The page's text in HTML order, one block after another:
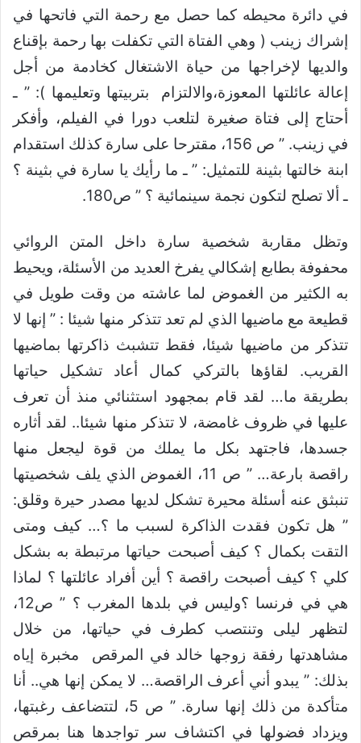
في دائرة محيطه كما حصل مع رحمة التي فاتحها في
إشراك زينب ( وهي الفتاة التي تكفلت بها رحمة بإقناع
والديها لإخراجها من حياة الاشتغال كخادمة من أجل
إعالة عائلتها المعوزة،والالتزام بتربيتها وتعليمها ): ” ـ
أحتاج إلى فتاة صغيرة لتلعب دورا في الفيلم، وأفكر
في زينب. ” ص 156، مقترحا على سارة كذلك استقدام
ابنة خالتها بثينة للتمثيل: ” ـ ما رأيك يا سارة في بثينة ؟
ـ ألا تصلح لتكون نجمة سينمائية ؟ ” ص180.
وتظل مقاربة شخصية سارة داخل المتن الروائي
محفوفة بطابع إشكالي يفرخ العديد من الأسئلة، ويحيط
به الكثير من الغموض لما عاشته من وقت طويل في
قطيعة مع ماضيها الذي لم تعد تتذكر منها شيئا : ” إنها لا
تتذكر من ماضيها شيئا، فقط تتشبث ذاكرتها بماضيها
القريب. لقاؤها بالتركي كمال أعاد تشكيل حياتها
بطريقة ما… لقد قام بمجهود استثنائي منذ أن تعرف
عليها في ظروف غامضة، لا تتذكر منها شيئا.. لقد أثاره
جسدها، فاجتهد بكل ما يملك من قوة ليجعل منها
راقصة بارعة… ” ص 11، الغموض الذي يلف شخصيتها
تنبثق عنه أسئلة محيرة تشكل لديها مصدر حيرة وقلق:
” هل تكون فقدت الذاكرة لسبب ما ؟… كيف ومتى
التقت بكمال ؟ كيف أصبحت حياتها مرتبطة به بشكل
كلي ؟ كيف أصبحت راقصة ؟ أين أفراد عائلتها ؟ لماذا
هي في فرنسا ؟وليس في بلدها المغرب ؟ ” ص12،
لتظهر ليلى وتنتصب كطرف في حياتها، من خلال
مشاهدتها رفقة زوجها خالد في المرقص مخبرة إياه
بذلك: ” يبدو أني أعرف الراقصة… لا يمكن إنها هي.. أنا
متأكدة من ذلك إنها سارة. ” ص 5، لتتضاعف رغبتها،
ويزداد فضولها في اكتشاف سر تواجدها هنا بمرقص